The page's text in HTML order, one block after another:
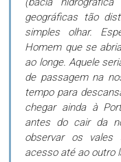
geográficas tão
simples olhar.
Homem que se
ao longe. Aquele
de passagem na
tempo para
chegar ainda à
antes do cair da
observar os vales
acesso até ao outro